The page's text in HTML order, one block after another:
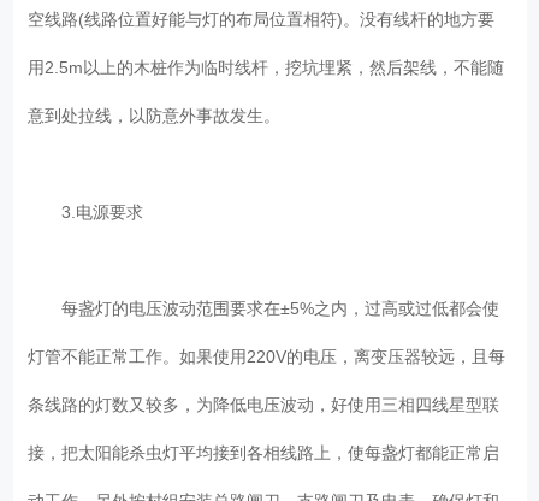
空线路(线路位置好能与灯的布局位置相符)。没有线杆的地方要
用2.5m以上的木桩作为临时线杆，挖坑埋紧，然后架线，不能随
意到处拉线，以防意外事故发生。
3.电源要求
每盏灯的电压波动范围要求在±5%之内，过高或过低都会使
灯管不能正常工作。如果使用220V的电压，离变压器较远，且每
条线路的灯数又较多，为降低电压波动，好使用三相四线星型联
接，把太阳能杀虫灯平均接到各相线路上，使每盏灯都能正常启